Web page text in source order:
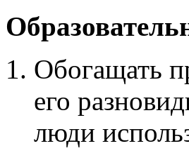
Обогащать
его
люди